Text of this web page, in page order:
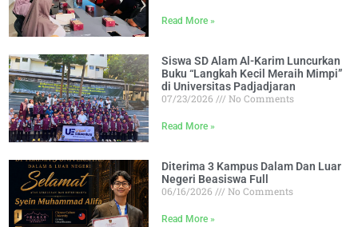
Read More »
Siswa SD Alam Al-Karim Luncurkan
Buku “Langkah Kecil Meraih Mimpi”
di Universitas Padjadjaran
07/23/2026
No Comments
Read More »
Diterima 3 Kampus Dalam Dan Luar
Negeri Beasiswa Full
06/16/2026
No Comments
Read More »